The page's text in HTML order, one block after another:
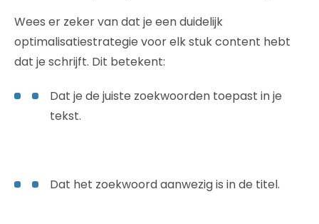
Wees er zeker van dat je een duidelijk
optimalisatiestrategie voor elk stuk content hebt
dat je schrijft. Dit betekent:
Dat je de juiste zoekwoorden toepast in je
tekst.
Dat het zoekwoord aanwezig is in de titel.